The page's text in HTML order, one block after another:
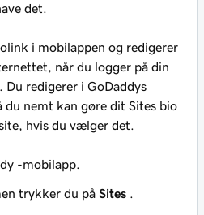
det.
i mobilappen og redigerer
når du logger på din
. Du redigerer i GoDaddys
du nemt kan gøre dit Sites bio
hvis du vælger det.
-mobilapp.
trykker du på Sites